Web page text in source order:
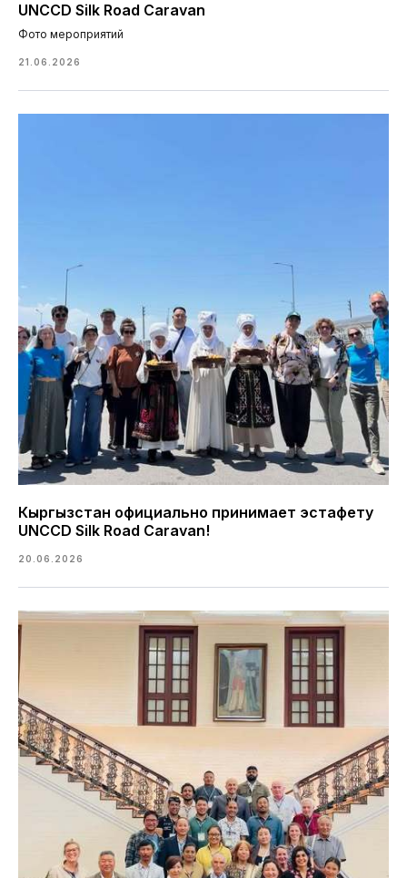
UNCCD Silk Road Caravan
Фото мероприятий
21.06.2026
Кыргызстан официально принимает эстафету
UNCCD Silk Road Caravan!
20.06.2026